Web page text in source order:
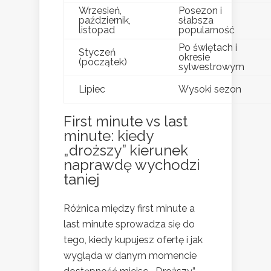
Wrzesień,
październik,
listopad
Posezon i
słabsza
popularność
Styczeń
(początek)
Po świętach i
okresie
sylwestrowym
Lipiec
Wysoki sezon
First minute vs last
minute: kiedy
„droższy” kierunek
naprawdę wychodzi
taniej
Różnica między first minute a
last minute sprowadza się do
tego, kiedy kupujesz ofertę i jak
wygląda w danym momencie